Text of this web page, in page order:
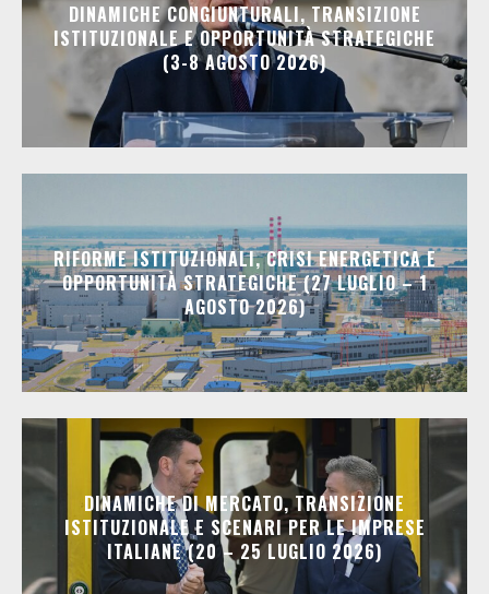
DINAMICHE CONGIUNTURALI, TRANSIZIONE
ISTITUZIONALE E OPPORTUNITÀ STRATEGICHE
(3-8 AGOSTO 2026)
RIFORME ISTITUZIONALI, CRISI ENERGETICA E
OPPORTUNITÀ STRATEGICHE (27 LUGLIO – 1
AGOSTO 2026)
DINAMICHE DI MERCATO, TRANSIZIONE
ISTITUZIONALE E SCENARI PER LE IMPRESE
ITALIANE (20 – 25 LUGLIO 2026)